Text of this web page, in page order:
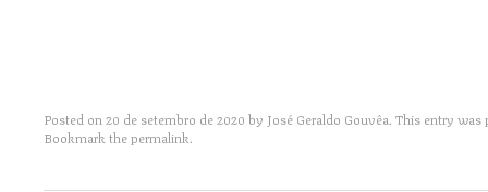
Posted on 20 de setembro de 2020 by José Geraldo Gouvêa. This entry
Bookmark thepermalink.